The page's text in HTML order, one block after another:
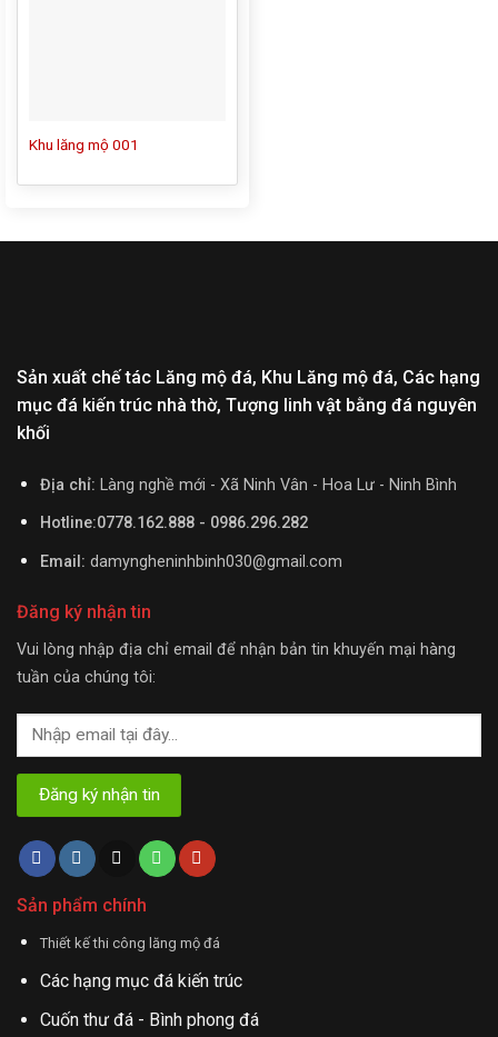
Khu lăng mộ 001
Sản xuất chế tác Lăng mộ đá, Khu Lăng mộ đá, Các hạng
mục đá kiến trúc nhà thờ, Tượng linh vật bằng đá nguyên
khối
Địa chỉ: Làng nghề mới - Xã Ninh Vân - Hoa Lư - Ninh Bình
Hotline:0778.162.888 - 0986.296.282
Email: damyngheninhbinh030@gmail.com
Đăng ký nhận tin
Vui lòng nhập địa chỉ email để nhận bản tin khuyến mại hàng
tuần của chúng tôi:
Sản phẩm chính
Thiết kế thi công lăng mộ đá
Các hạng mục đá kiến trúc
Cuốn thư đá - Bình phong đá